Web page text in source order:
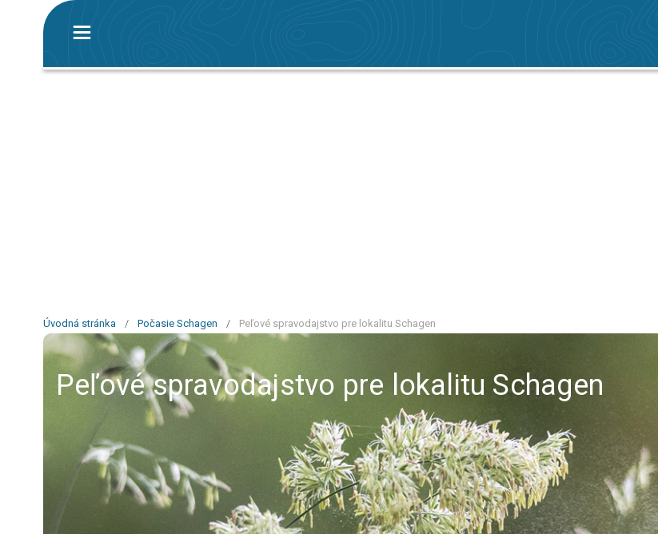
Úvodná stránka / Počasie Schagen / Peľové spravodajstvo pre lokalitu Schagen
Peľové spravodajstvo pre lokalitu Schagen